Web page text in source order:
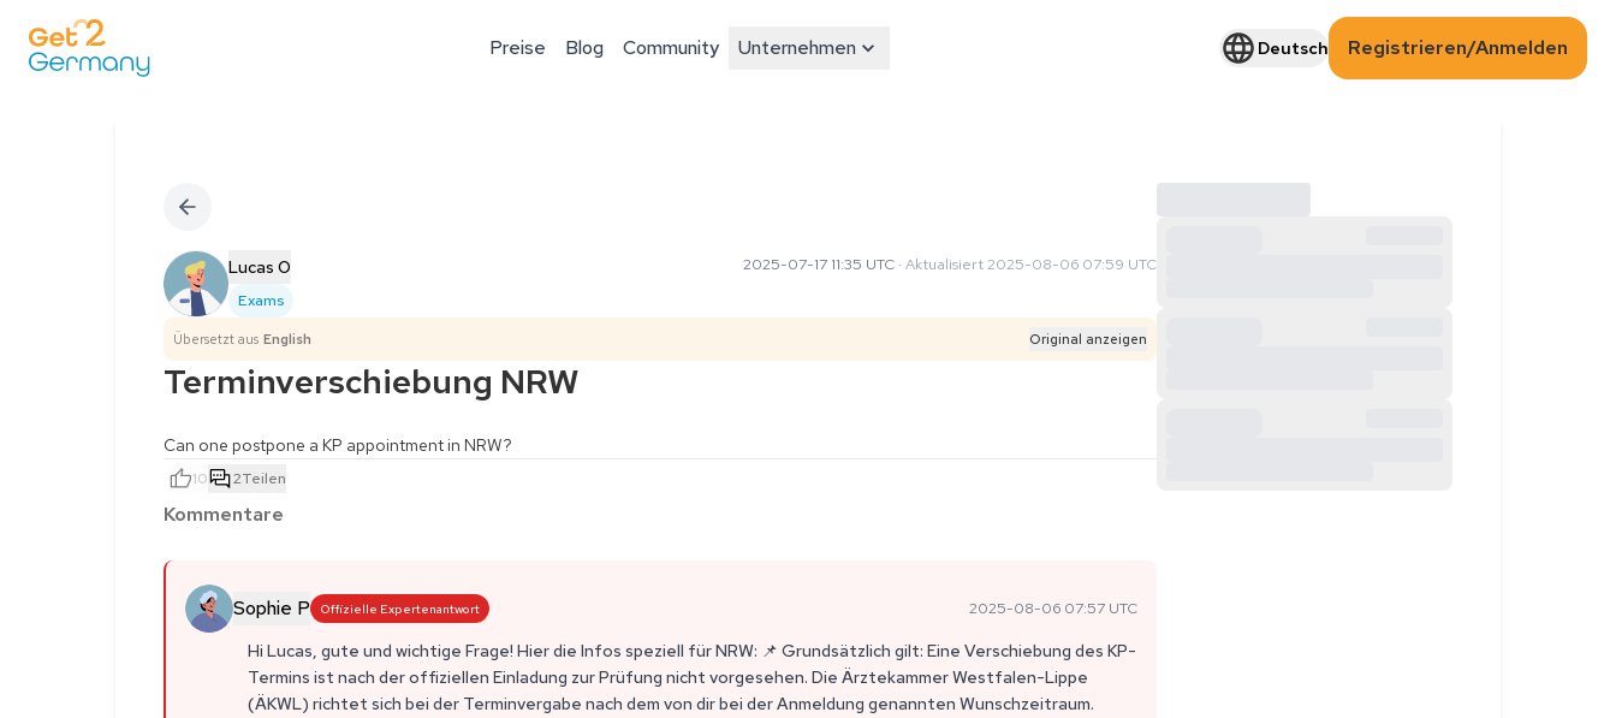
Preise Blog Community Unternehmen Deutsch Registrieren/Anmelden
Lucas O
Exams
2025-07-17 11:35 UTC· Aktualisiert 2025-08-06 07:59 UTC
Übersetzt aus English Original anzeigen
Terminverschiebung NRW
Can one postpone a KP appointment in NRW?
10 2Teilen
Kommentare
Sophie P Offizielle Expertenantwort 2025-08-06 07:57 UTC
Hi Lucas, gute und wichtige Frage! Hier die Infos speziell für NRW: 📌 Grundsätzlich gilt: Eine Verschiebung des KP-
Termins ist nach der offiziellen Einladung zur Prüfung nicht vorgesehen. Die Ärztekammer Westfalen-Lippe
(ÄKWL) richtet sich bei der Terminvergabe nach dem von dir bei der Anmeldung genannten Wunschzeitraum.